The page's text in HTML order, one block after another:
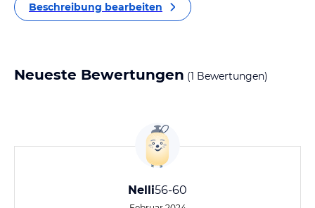
Beschreibung bearbeiten
Neueste Bewertungen (1 Bewertungen)
Nelli56-60